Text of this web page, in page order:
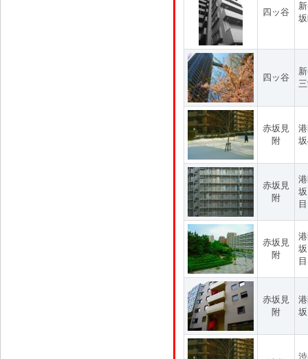
四ッ谷
四ッ谷
赤坂見
附
赤坂見
附
目
赤坂見
附
目
赤坂見
附